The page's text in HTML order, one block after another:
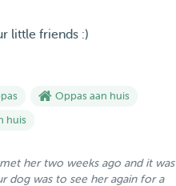
little friends :)
Oppas aan huis
huis
her two weeks ago and it was
dog was to see her again for a